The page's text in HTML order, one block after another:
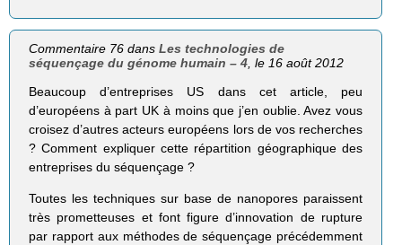
Commentaire 76 dansLes technologies de
séquençage du génome humain – 4 , le 16 août 2012
Beaucoup d’entreprises US dans cet article, peu
d’européens à part UK à moins que j’en oublie. Avez vous
croisez d’autres acteurs européens lors de vos recherches
? Comment expliquer cette répartition géographique des
entreprises du séquençage ?
Toutes les techniques sur base de nanopores paraissent
très prometteuses et font figure d’innovation de rupture
par rapport aux méthodes de séquençage précédemment